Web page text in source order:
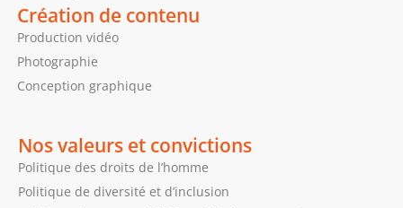
Création de contenu
Production vidéo
Photographie
Conception graphique
Nos valeurs et convictions
Politique des droits de l’homme
Politique de diversité et d’inclusion